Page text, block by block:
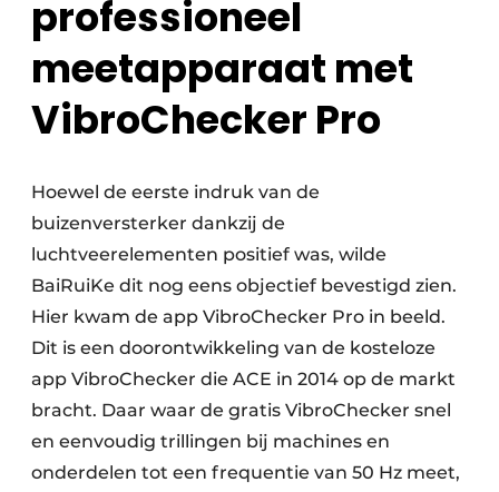
professioneel
meetapparaat met
VibroChecker Pro
Hoewel de eerste indruk van de
buizenversterker dankzij de
luchtveerelementen positief was, wilde
BaiRuiKe dit nog eens objectief bevestigd zien.
Hier kwam de app VibroChecker Pro in beeld.
Dit is een doorontwikkeling van de kosteloze
app VibroChecker die ACE in 2014 op de markt
bracht. Daar waar de gratis VibroChecker snel
en eenvoudig trillingen bij machines en
onderdelen tot een frequentie van 50 Hz meet,